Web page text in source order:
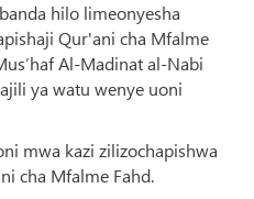
hilo limeonyesha
Qur'ani cha Mfalme
Al-Madinat al-Nabi
ya watu wenye uoni
mwa kazi zilizochapishwa
cha Mfalme Fahd.